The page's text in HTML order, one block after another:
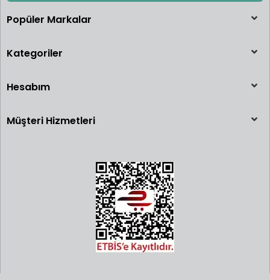
Popüler Markalar
Kategoriler
Hesabım
Müşteri Hizmetleri